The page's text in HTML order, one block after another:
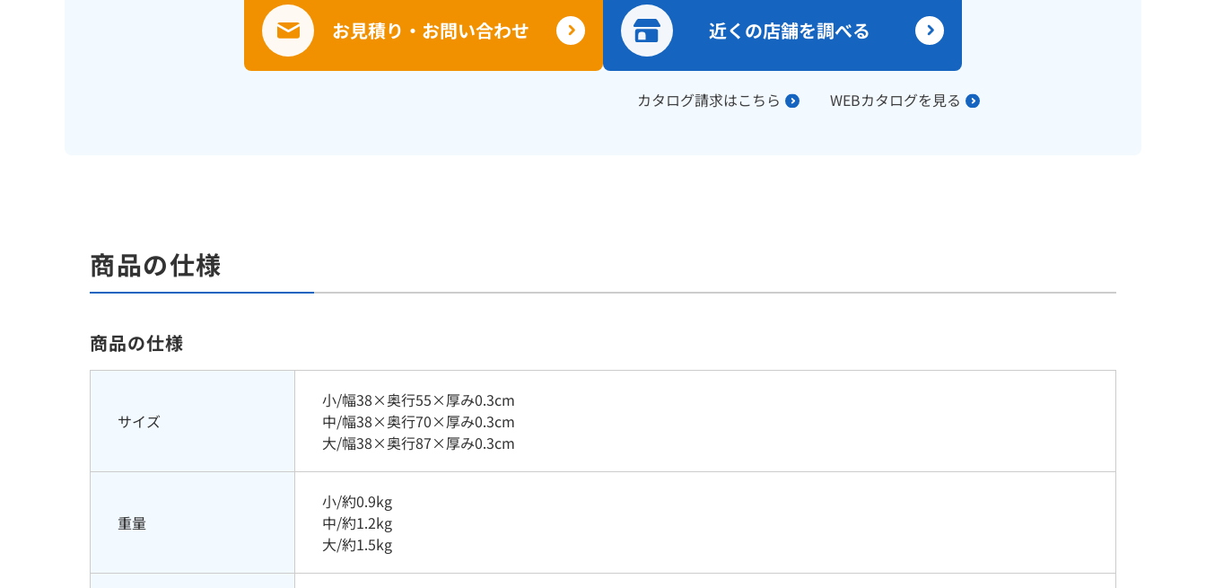
お見積り・お問い合わせ 近くの店舗を調べる
カタログ請求はこちら WEBカタログを見る
商品の仕様
商品の仕様
サイズ
小/幅38×奥行55×厚み0.3cm
中/幅38×奥行70×厚み0.3cm
大/幅38×奥行87×厚み0.3cm
重量
小/約0.9kg
中/約1.2kg
大/約1.5kg